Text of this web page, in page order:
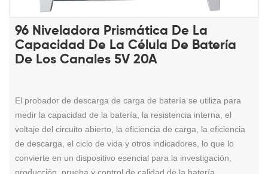
96 Niveladora Prismática De La
Capacidad De La Célula De Batería
De Los Canales 5V 20A
El probador de descarga de carga de batería se utiliza para
medir la capacidad de la batería, la resistencia interna, el
voltaje del circuito abierto, la eficiencia de carga, la eficiencia
de descarga, el ciclo de vida y otros indicadores, lo que lo
convierte en un dispositivo esencial para la investigación,